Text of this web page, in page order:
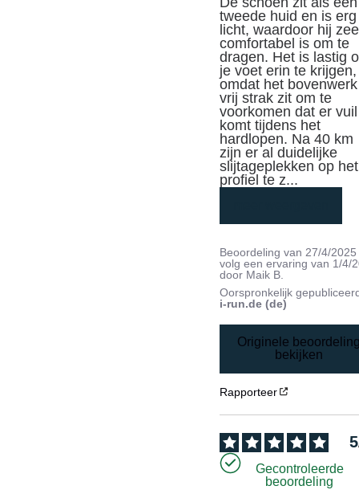
tweede huid en is erg
licht, waardoor hij
comfortabel is om te
dragen. Het is lastig
je voet erin te krijgen,
omdat het bovenwerk
vrij strak zit om te
voorkomen dat er
komt tijdens het
hardlopen. Na 40 km
zijn er al duidelijke
slijtageplekken op het
profiel te z...
Beoordeling van 27/4/2025
volg een ervaring van 1/4/
door Maik B.
Oorspronkelijk
i-run.de (de)
Originele
bekijken
Rapporteer
5
Gecontroleerde
beoordeling